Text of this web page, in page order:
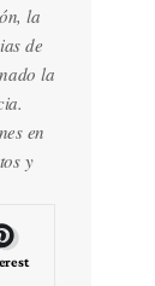
la
de
la
en
y